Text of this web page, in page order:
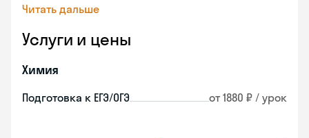
Читать дальше
Услуги и цены
Химия
Подготовка к ЕГЭ/ОГЭ от 1880 ₽ / урок